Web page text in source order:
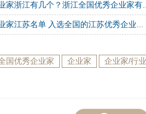
江有几个？浙江全国优秀企业家有哪些（附历年名单）
江苏名单 入选全国的江苏优秀企业家有哪些
国优秀企业家 企业家 企业家/行